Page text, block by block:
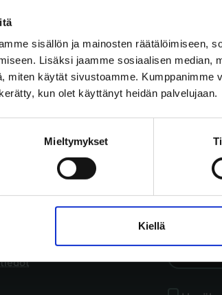
sisällön ja mainosten räätälöimiseen,
Lisäksi jaamme sosiaalisen median,
miten käytät sivustoamme. Kumppanimme
kun olet käyttänyt heidän palvelujaan.
Mieltymykset
Kiellä